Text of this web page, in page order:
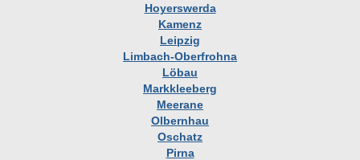
Hoyerswerda
Kamenz
Leipzig
Limbach-Oberfrohna
Löbau
Markkleeberg
Meerane
Olbernhau
Oschatz
Pirna